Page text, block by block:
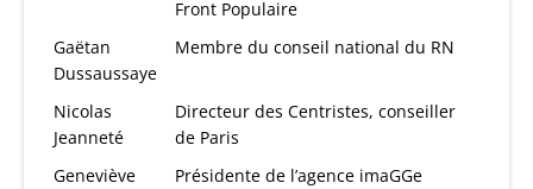
Front Populaire
Gaëtan
Dussaussaye
Membre du conseil national du RN
Nicolas
Jeanneté
Directeur des Centristes, conseiller
de Paris
Geneviève
Présidente de l’agence imaGGe